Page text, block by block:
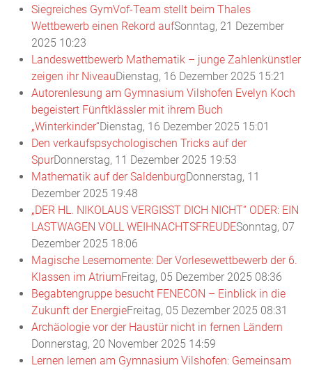
Siegreiches GymVof-Team stellt beim Thales
Wettbewerb einen Rekord aufSonntag, 21 Dezember
2025 10:23
Landeswettbewerb Mathematik – junge Zahlenkünstler
zeigen ihr NiveauDienstag, 16 Dezember 2025 15:21
Autorenlesung am Gymnasium Vilshofen Evelyn Koch
begeistert Fünftklässler mit ihrem Buch
„Winterkinder“Dienstag, 16 Dezember 2025 15:01
Den verkaufspsychologischen Tricks auf der
SpurDonnerstag, 11 Dezember 2025 19:53
Mathematik auf der SaldenburgDonnerstag, 11
Dezember 2025 19:48
„DER HL. NIKOLAUS VERGISST DICH NICHT“ ODER: EIN
LASTWAGEN VOLL WEIHNACHTSFREUDESonntag, 07
Dezember 2025 18:06
Magische Lesemomente: Der Vorlesewettbewerb der 6.
Klassen im AtriumFreitag, 05 Dezember 2025 08:36
Begabtengruppe besucht FENECON – Einblick in die
Zukunft der EnergieFreitag, 05 Dezember 2025 08:31
Archäologie vor der Haustür nicht in fernen Ländern
Donnerstag, 20 November 2025 14:59
Lernen lernen am Gymnasium Vilshofen: Gemeinsam